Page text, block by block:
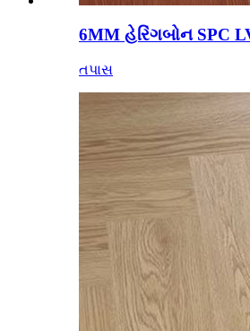
6MM હેરિંગબોન SPC
તપાસ